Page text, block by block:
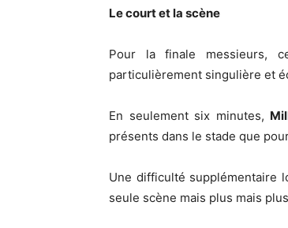
Le court et la scène
Pour la finale messieurs,
particulièrement singulière et
En seulement six minutes,
présents dans le stade que
Une difficulté supplémentaire
seule scène mais plus mais